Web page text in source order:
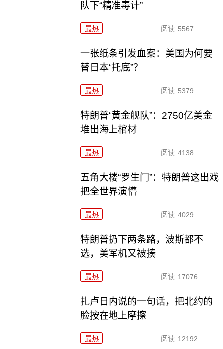
队下“精准毒计”
最热 阅读 5567
一张纸条引发血案：美国为何要
替日本“托底”？
最热 阅读 5379
特朗普“黄金舰队”：2750亿美金
堆出海上棺材
最热 阅读 4138
五角大楼“罗生门”：特朗普这出戏
把全世界演懵
最热 阅读 4029
特朗普扔下两条路，波斯都不
选，美军机又被揍
最热 阅读 17076
扎卢日内说的一句话，把北约的
脸按在地上摩擦
最热 阅读 12192